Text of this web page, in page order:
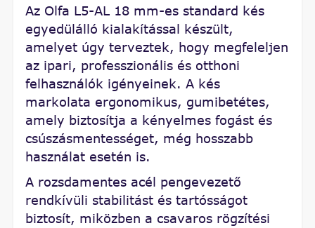
Az Olfa L5-AL 18 mm-es standard kés
egyedülálló kialakítással készült,
amelyet úgy terveztek, hogy megfeleljen
az ipari, professzionális és otthoni
felhasználók igényeinek. A kés
markolata ergonomikus, gumibetétes,
amely biztosítja a kényelmes fogást és
csúszásmentességet, még hosszabb
használat esetén is.
A rozsdamentes acél pengevezető
rendkívüli stabilitást és tartósságot
biztosít, miközben a csavaros rögzítési